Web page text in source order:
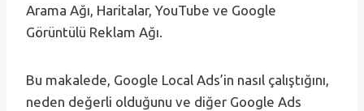
Arama Ağı, Haritalar, YouTube ve Google
Görüntülü Reklam Ağı.
Bu makalede, Google Local Ads’in nasıl çalıştığını,
neden değerli olduğunu ve diğer Google Ads